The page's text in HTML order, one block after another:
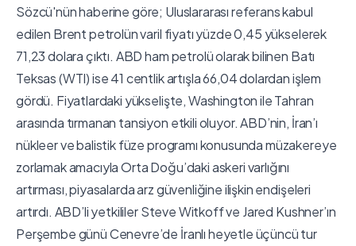
Sözcü'nün haberine göre; Uluslararası referans kabul
edilen Brent petrolün varil fiyatı yüzde 0,45 yükselerek
71,23 dolara çıktı. ABD ham petrolü olarak bilinen Batı
Teksas (WTI) ise 41 centlik artışla 66,04 dolardan işlem
gördü. Fiyatlardaki yükselişte, Washington ile Tahran
arasında tırmanan tansiyon etkili oluyor. ABD’nin, İran’ı
nükleer ve balistik füze programı konusunda müzakereye
zorlamak amacıyla Orta Doğu’daki askeri varlığını
artırması, piyasalarda arz güvenliğine ilişkin endişeleri
artırdı. ABD’li yetkililer Steve Witkoff ve Jared Kushner’ın
Perşembe günü Cenevre’de İranlı heyetle üçüncü tur